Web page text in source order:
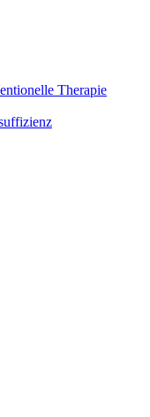
Therapie